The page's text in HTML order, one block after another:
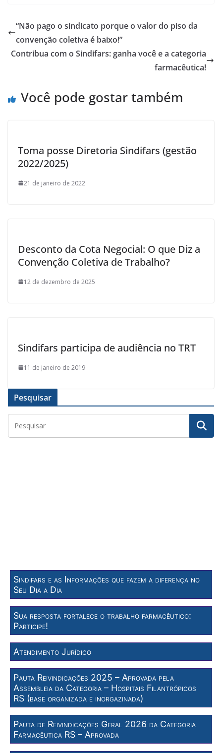
b
o
o
er e
“Não pago o sindicato porque o valor do piso da
convenção coletiva é baixo!”
Contribua com o Sindifars: ganha você e a categoria
farmacêutica!
Você pode gostar também
Toma posse Diretoria Sindifars (gestão
2022/2025)
21 de janeiro de 2022
Desconto da Cota Negocial: O que Diz a
Convenção Coletiva de Trabalho?
12 de dezembro de 2025
Sindifars participa de audiência no TRT
11 de janeiro de 2019
Pesquisar
Sindifars e as Informações que fazem a diferença no
Seu Dia a Dia
Sua resposta fortalece o trabalho farmacêutico:
Participe!
Atendimento Jurídico
Pauta Reivindicações 2025 – Aprovada pela
Assembleia da Categoria – Hospitais Filantrópicos
RS (base organizada e inorgazinada)
Pauta de Reivindicações Geral 2026 da Categoria
Farmacêutica RS – Aprovada